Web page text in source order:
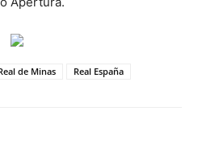
de Minas Real España